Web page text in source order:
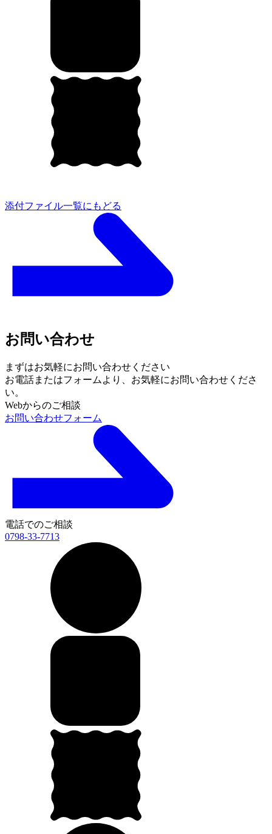
添付ファイル一覧にもどる
お問い合わせ
まずはお気軽にお問い合わせください
お電話またはフォームより、 お気軽にお問い合わせくださ
い。
Webからのご相談
お問い合わせフォーム
電話でのご相談
0798-33-7713